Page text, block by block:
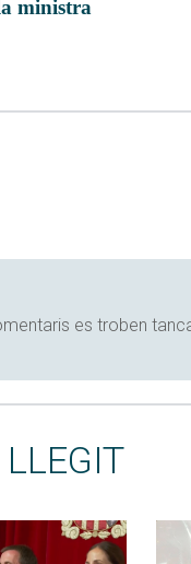
ministra
es troben